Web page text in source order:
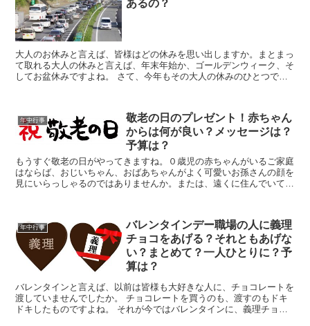
あるの？
大人のお休みと言えば、皆様はどの休みを思い出しますか。まとまっ
て取れる大人の休みと言えば、年末年始か、ゴールデンウィーク、そ
してお盆休みですよね。 さて、今年もその大人の休みのひとつであ
年中行事
敬老の日のプレゼント！赤ちゃん
からは何が良い？メッセージは？
予算は？
もうすぐ敬老の日がやってきますね。０歳児の赤ちゃんがいるご家庭
はならば、おじいちゃん、おばあちゃんがよく可愛いお孫さんの顔を
見にいらっしゃるのではありませんか。または、遠くに住んでいて、
年中行事
バレンタインデー職場の人に義理
チョコをあげる？それともあげな
い？まとめて？一人ひとりに？予
算は？
バレンタインと言えば、以前は皆様も大好きな人に、チョコレートを
渡していませんでしたか。 チョコレートを買うのも、渡すのもドキ
ドキしたものですよね。 それが今ではバレンタインに、義理チョコ